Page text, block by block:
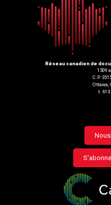
Réseau canadien de
1309
C.P.
Ottawa,
t.
Footer
menu